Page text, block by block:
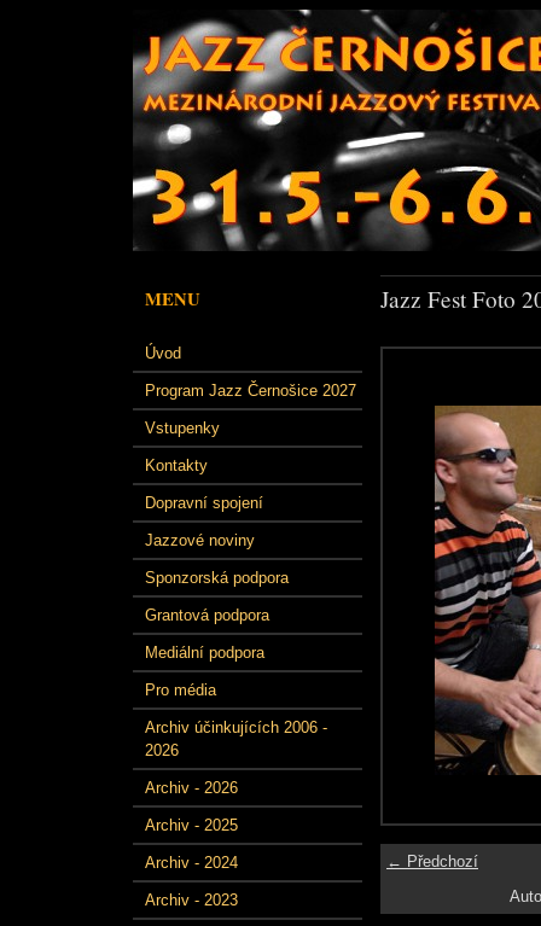
MENU
Úvod
Program Jazz Černošice 2027
Vstupenky
Kontakty
Dopravní spojení
Jazzové noviny
Sponzorská podpora
Grantová podpora
Mediální podpora
Pro média
Archiv účinkujících 2006 -
2026
Archiv - 2026
Archiv - 2025
Archiv - 2024
Archiv - 2023
Jazz Fest Foto
← Předchozí